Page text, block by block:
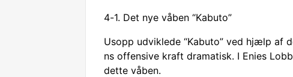
4-1. Det nye våben “Kabuto”
Usopp udviklede “Kabuto” ved hjælp af
ns offensive kraft dramatisk. I Enies
dette våben.